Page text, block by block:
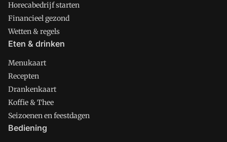
Horecabedrijf starten
Financieel gezond
Wetten & regels
Eten & drinken
Menukaart
Recepten
Drankenkaart
Koffie & Thee
Seizoenen en feestdagen
Bediening